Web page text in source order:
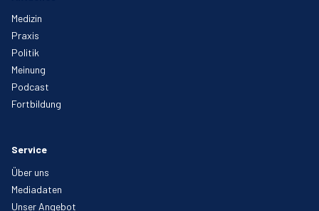
Medizin
Praxis
Politik
Meinung
Podcast
Fortbildung
Service
Über uns
Mediadaten
Unser Angebot